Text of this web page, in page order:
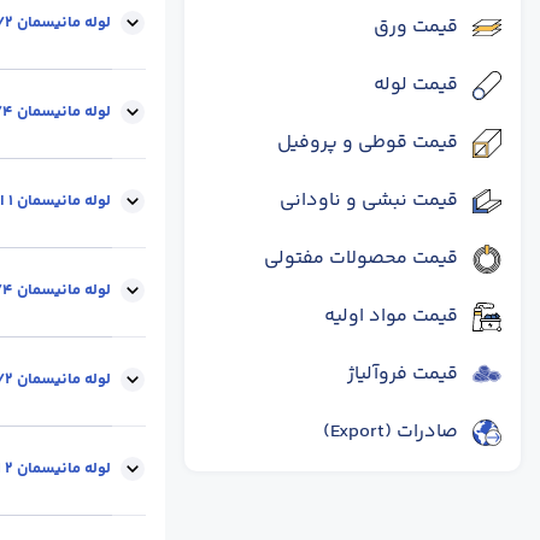
قیمت ورق
قیمت لوله
قیمت قوطی و پروفیل
قیمت نبشی و ناودانی
قیمت محصولات مفتولی
قیمت مواد اولیه
قیمت فروآلیاژ
صادرات (Export)
لوله مانیسمان 1/2 اینچ ضخامت 3.73 میل
وزن شاخه (kg) : 9 لوله مانیسمان 3/4 اینچ ضخامت 3.73 میل
وزن شاخه (kg) :
لوله مانیسمان 1 اینچ ضخامت 4.55 میل
وزن شاخه (kg) : 19 لوله مانیسمان 1.1/4 اینچ ضخامت 4.85 میل
وزن شاخه (kg) :
لوله مانیسمان 1.1/2 اینچ ضخامت 5.08 میل
وزن شاخه (kg) :
لوله مانیسمان 2 اینچ ضخامت 5.54 میل